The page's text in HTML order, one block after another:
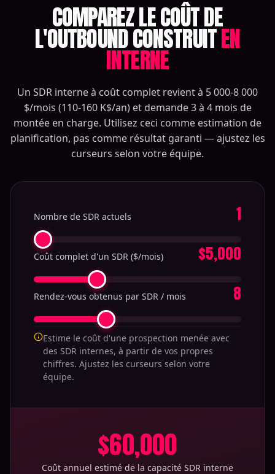
COMPAREZ LE COÛT DE
L'OUTBOUND CONSTRUITEN
INTERNE
Un SDR interne à coût complet revient à 5 000-8 000
$/mois (110-160 K$/an) et demande 3 à 4 mois de
montée en charge. Utilisez ceci comme estimation de
planification, pas comme résultat garanti — ajustez les
curseurs selon votre équipe.
Nombre de SDR actuels 1
Coût complet d'un SDR ($/mois) $5,000
Rendez-vous obtenus par SDR / mois 8
Estime le coût d'une prospection menée avec
des SDR internes, à partir de vos propres
chiffres. Ajustez les curseurs selon votre
équipe.
$60,000
Coût annuel estimé de la capacité SDR interne